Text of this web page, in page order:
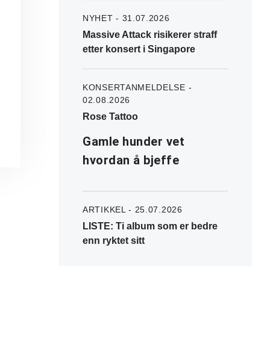
NYHET - 31.07.2026
Massive Attack risikerer straff
etter konsert i Singapore
KONSERTANMELDELSE -
02.08.2026
Rose Tattoo
Gamle hunder vet
hvordan å bjeffe
ARTIKKEL - 25.07.2026
LISTE: Ti album som er bedre
enn ryktet sitt